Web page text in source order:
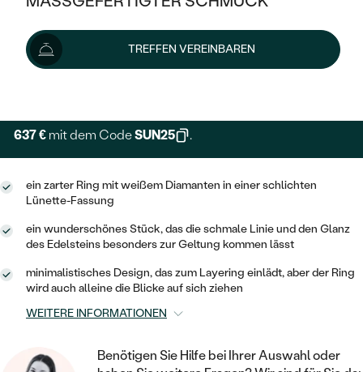
KLASSISCH
MEMOIRE
AUSSERGEWÖHNLICHE
GEHÄMMERTE
MIT MEHREREN DIAMANTEN
HALO
VINTAGE
IM SET
AUSSERGEWÖHNLICH
GESTALTE EINEN RING
WÄHLE EINEN RING
DIAMANTEN ZUM EINFASSEN
AUSVERKAUF
WENN SCHMUCK HILFT
NACH TYP
OHRRINGE
RINGE
ANHÄNGER / KETTEN
ARMBÄNDER
SCHMUCKSET
HERRENSCHMUCK
PLATIN
OHRSTECKER
CREOLEN
SOLITÄR
GOLD
SILBER
NACH STYL
SOLITÄR
ZUR GEBURT EINES KINDES
PERSONALISIERT
MIT STERNZEICHEN
MINIMALISTISCH
AUSVERKAUF
GOLD
SILBER
PLATIN
NACH STYL
MEMOIRE
STATEMENT
TREFFEN VEREINBAREN
849 €
Schmuck ist auf Lager. Wir liefern ihn innerhalb von 24
Stunden.
637 € mit dem CodeSUN25 .
ein zarter Ring mit weißem Diamanten in einer schlichten
Lünette-Fassung
ein wunderschönes Stück, das die schmale Linie und den Glanz
des Edelsteins besonders zur Geltung kommen lässt
minimalistisches Design, das zum Layering einlädt, aber der Ring
wird auch alleine die Blicke auf sich ziehen
WEITERE INFORMATIONEN
Benötigen Sie Hilfe bei Ihrer Auswahl oder